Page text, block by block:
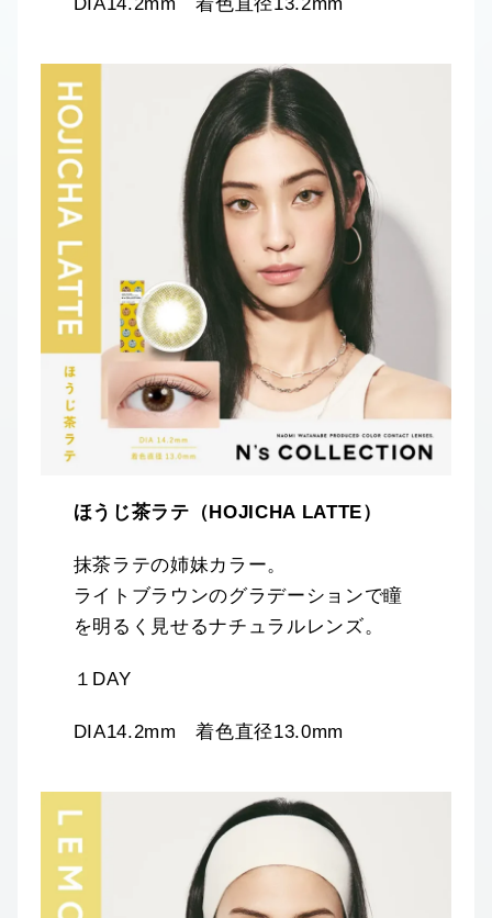
ほうじ茶ラテ（HOJICHA LATTE）
抹茶ラテの姉妹カラー。
ライトブラウンのグラデーションで瞳
を明るく見せるナチュラルレンズ。
１DAY
DIA14.2mm 着色直径13.0mm